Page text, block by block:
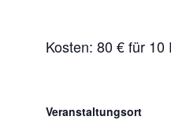
Kosten: 80 € für 10
Veranstaltungsort